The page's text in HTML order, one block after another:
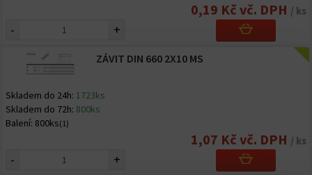
0,19 Kč vč. DPH / ks
- +
ZÁVIT DIN 660 2X10 MS
Skladem do 24h: 1723ks
Skladem do 72h: 800ks
Balení: 800ks(1)
1,07 Kč vč. DPH / ks
- +